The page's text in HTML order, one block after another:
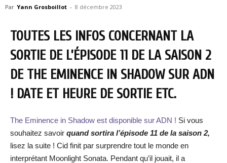
Par Yann Grosboillot - 8 décembre 2023
TOUTES LES INFOS CONCERNANT LA
SORTIE DE L’ÉPISODE 11 DE LA SAISON 2
DE THE EMINENCE IN SHADOW SUR ADN
! DATE ET HEURE DE SORTIE ETC.
The Eminence in Shadow est disponible sur ADN ! Si vous
souhaitez savoir quand sortira l’épisode 11 de la saison 2,
lisez la suite ! Cid finit par surprendre tout le monde en
interprétant Moonlight Sonata. Pendant qu’il jouait, il a